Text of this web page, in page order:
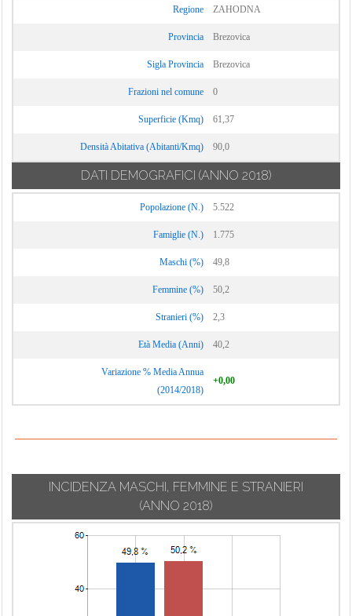
Regione ZAHODNA
Provincia Brezovica
Sigla Provincia Brezovica
Frazioni nel comune 0
Superficie (Kmq) 61,37
Densità Abitativa (Abitanti/Kmq) 90,0
DATI DEMOGRAFICI (ANNO 2018)
Popolazione (N.) 5.522
Famiglie (N.) 1.775
Maschi (%) 49,8
Femmine (%) 50,2
Stranieri (%) 2,3
Età Media (Anni) 40,2
Variazione % Media Annua
(2014/2018)
+0,00
INCIDENZA MASCHI, FEMMINE E STRANIERI
(ANNO 2018)